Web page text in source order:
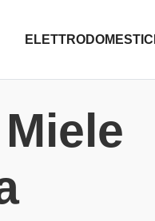
ELETTRODOMESTICI